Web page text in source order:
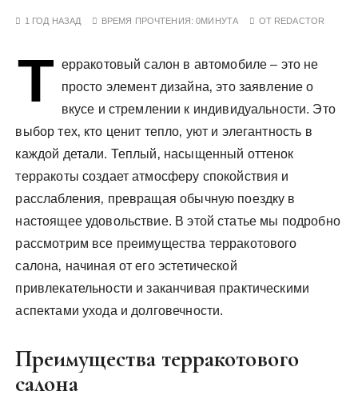
1 ГОД НАЗАД ВРЕМЯ ПРОЧТЕНИЯ:0МИНУТА ОТ REDACTOR
Т ерракотовый салон в автомобиле – это не
просто элемент дизайна‚ это заявление о
вкусе и стремлении к индивидуальности. Это
выбор тех‚ кто ценит тепло‚ уют и элегантность в
каждой детали. Теплый‚ насыщенный оттенок
терракоты создает атмосферу спокойствия и
расслабления‚ превращая обычную поездку в
настоящее удовольствие. В этой статье мы подробно
рассмотрим все преимущества терракотового
салона‚ начиная от его эстетической
привлекательности и заканчивая практическими
аспектами ухода и долговечности.
Преимущества терракотового
салона